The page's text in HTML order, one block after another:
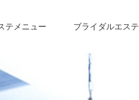
テメニュー ブライダルエステ